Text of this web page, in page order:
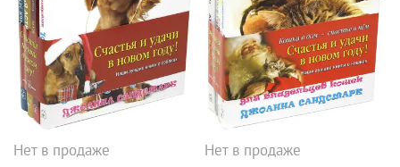
Нет в продаже
Нет в продаже